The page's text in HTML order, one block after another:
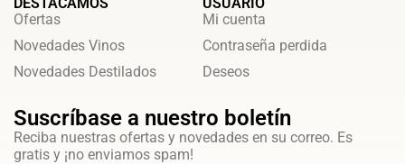
Ofertas
Novedades Vinos
Novedades Destilados
Mi cuenta
Contraseña perdida
Deseos
Suscríbase a nuestro boletín
Reciba nuestras ofertas y novedades en su correo. Es
gratis y ¡no enviamos spam!